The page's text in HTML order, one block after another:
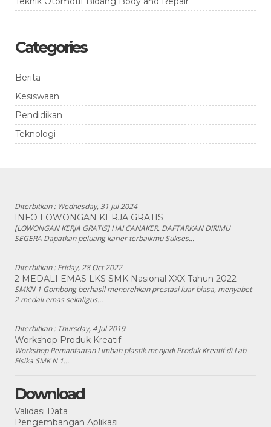
Categories
Berita
Kesiswaan
Pendidikan
Teknologi
Diterbitkan : Wednesday, 31 Jul 2024
INFO LOWONGAN KERJA GRATIS
[LOWONGAN KERJA GRATIS] HAI CANAKER, DAFTARKAN DIRIMU
SEGERA Dapatkan peluang karier terbaikmu Sukses...
Diterbitkan :Friday, 28 Oct 2022
2 MEDALI EMAS LKS SMK Nasional XXX Tahun 2022
SMKN 1 Gombong berhasil menorehkan prestasi luar biasa, menyabet
2 medali emas sekaligus...
Diterbitkan : Thursday, 4 Jul 2019
Workshop Produk Kreatif
Workshop Pemanfaatan Limbah plastik menjadi Produk Kreatif di Lab
Fisika SMK N 1...
Download
Validasi Data
Pengembangan Aplikasi